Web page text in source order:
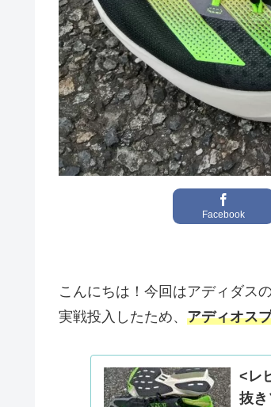
Facebook
こんにちは！今回はアディダス
実戦投入したため、 アディオス
<レ
抜き